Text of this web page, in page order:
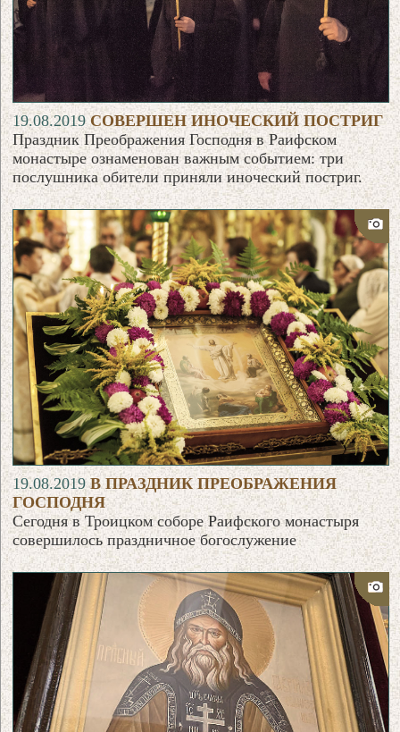
19.08.2019СОВЕРШЕН ИНОЧЕСКИЙ ПОСТРИГ
Праздник Преображения Господня в Раифском
монастыре ознаменован важным событием: три
послушника обители приняли иноческий постриг.
19.08.2019В ПРАЗДНИК ПРЕОБРАЖЕНИЯ
ГОСПОДНЯ
Сегодня в Троицком соборе Раифского монастыря
совершилось праздничное богослужение